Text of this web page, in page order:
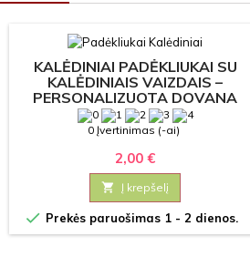
KALĖDINIAI PADĖKLIUKAI SU
KALĖDINIAIS VAIZDAIS –
PERSONALIZUOTA DOVANA
0 Įvertinimas (-ai)
2,00 €
 Į krepšelį
 Prekės paruošimas 1 - 2 dienos.